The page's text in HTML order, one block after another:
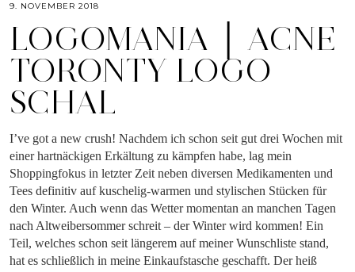
9. NOVEMBER 2018
LOGOMANIA │ ACNE
TORONTY LOGO
SCHAL
I’ve got a new crush! Nachdem ich schon seit gut drei Wochen mit
einer hartnäckigen Erkältung zu kämpfen habe, lag mein
Shoppingfokus in letzter Zeit neben diversen Medikamenten und
Tees definitiv auf kuschelig-warmen und stylischen Stücken für
den Winter. Auch wenn das Wetter momentan an manchen Tagen
nach Altweibersommer schreit – der Winter wird kommen! Ein
Teil, welches schon seit längerem auf meiner Wunschliste stand,
hat es schließlich in meine Einkaufstasche geschafft. Der heiß